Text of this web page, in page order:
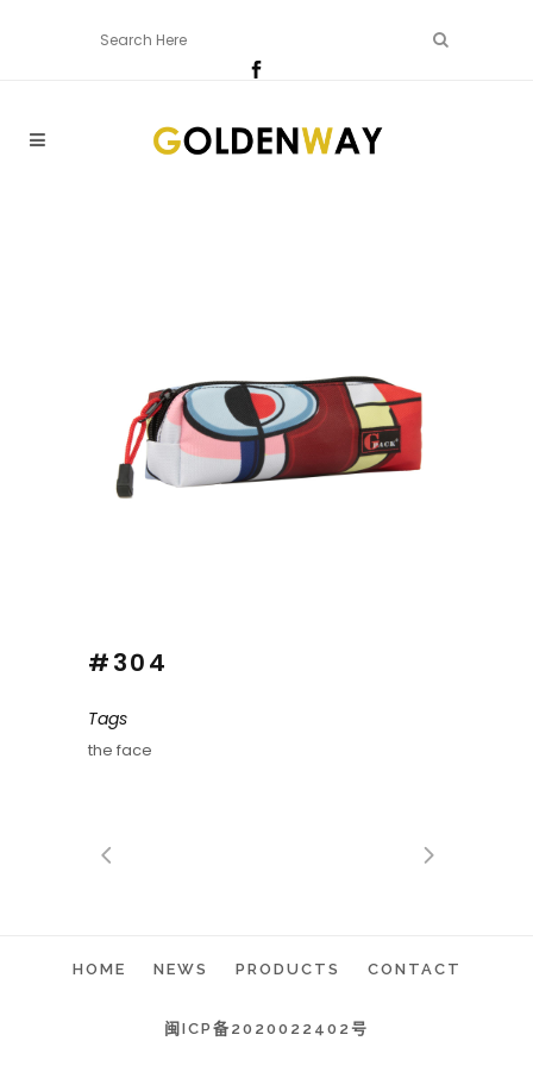
#304
Tags
the face
HOME NEWS PRODUCTS CONTACT
闽ICP备2020022402号